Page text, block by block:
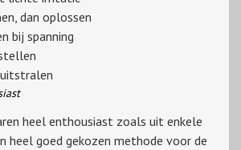
dan oplossen
bij spanning
heel enthousiast zoals uit enkele
heel goed gekozen methode voor de